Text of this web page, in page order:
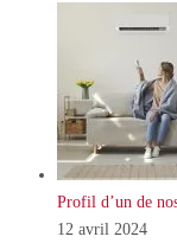
Profil d’un de
12 avril 2024